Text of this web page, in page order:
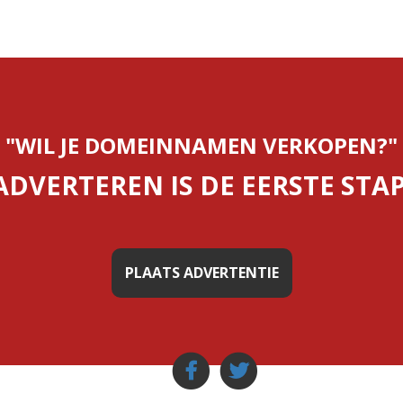
"WIL JE DOMEINNAMEN VERKOPEN?"
IS DE EERSTE
PLAATS ADVERTENTIE